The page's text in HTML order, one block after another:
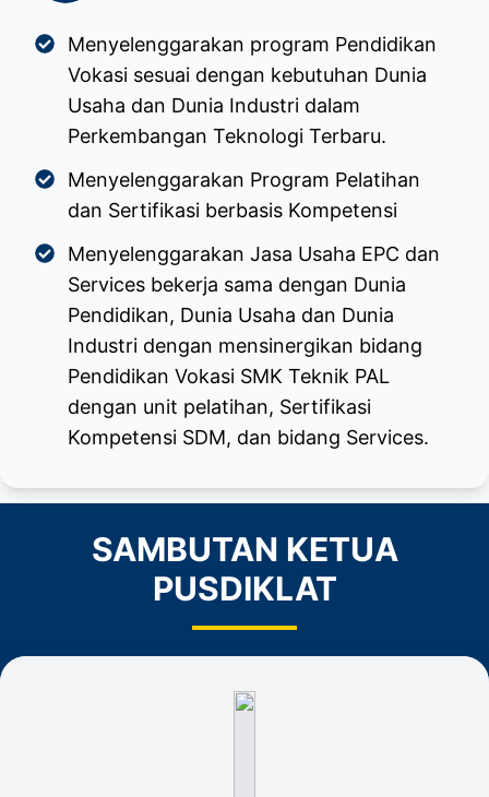
Menyelenggarakan program Pendidikan
Vokasi sesuai dengan kebutuhan Dunia
Usaha dan Dunia Industri dalam
Perkembangan Teknologi Terbaru.
Menyelenggarakan Program Pelatihan
dan Sertifikasi berbasis Kompetensi
Menyelenggarakan Jasa Usaha EPC dan
Services bekerja sama dengan Dunia
Pendidikan, Dunia Usaha dan Dunia
Industri dengan mensinergikan bidang
Pendidikan Vokasi SMK Teknik PAL
dengan unit pelatihan, Sertifikasi
Kompetensi SDM, dan bidang Services.
SAMBUTAN KETUA
PUSDIKLAT